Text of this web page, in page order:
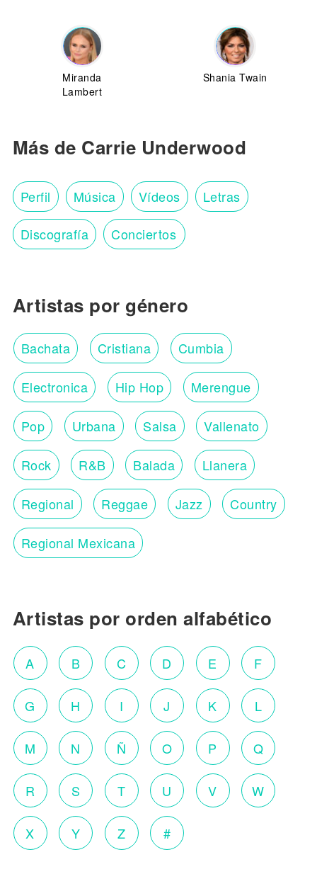
Miranda
Lambert
Shania Twain
Más de Carrie Underwood
Perfil Música Vídeos Letras
Discografía Conciertos
Artistas por género
Bachata Cristiana Cumbia
Electronica Hip Hop Merengue
Pop Urbana Salsa Vallenato
Rock R&B Balada Llanera
Regional Reggae Jazz Country
Regional Mexicana
Artistas por orden alfabético
A B C D E F
G H I J K L
M N Ñ O P Q
R S T U V W
X Y Z #